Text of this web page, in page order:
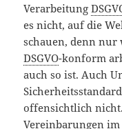
Verarbeitung
es nicht, auf die
schauen, denn
DSGVO-konform
auch so ist. Auch
offensichtlich
Vereinbarungen im